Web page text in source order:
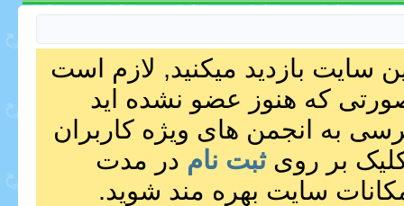
سایت بازدید میکنید, لازم است
که هنوز عضو نشده اید
به انجمن های ویژه کاربران
بر رویثبت نام در مدت
سایت بهره مند شوید.